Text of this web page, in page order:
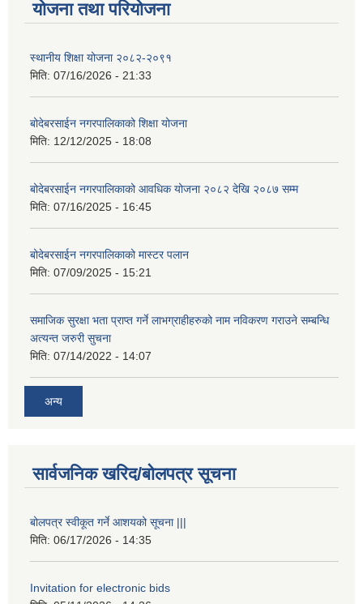
योजना तथा परियोजना
स्थानीय शिक्षा योजना २०८२-२०९१
मिति: 07/16/2026 - 21:33
बोदेबरसाईन नगरपालिकाको शिक्षा योजना
मिति: 12/12/2025 - 18:08
बोदेबरसाईन नगरपालिकाको आवधिक योजना २०८२ देखि २०८७ सम्म
मिति: 07/16/2025 - 16:45
बोदेबरसाईन नगरपालिकाको मास्टर पलान
मिति: 07/09/2025 - 15:21
समाजिक सुरक्षा भता प्राप्त गर्ने लाभग्राहीहरुको नाम नविकरण गराउने सम्बन्धि
अत्यन्त जरुरी सुचना
मिति: 07/14/2022 - 14:07
अन्य
सार्वजनिक खरिद/बोलपत्र सूचना
बोलपत्र स्वीकूत गर्ने आशयको सूचना |||
मिति: 06/17/2026 - 14:35
Invitation for electronic bids